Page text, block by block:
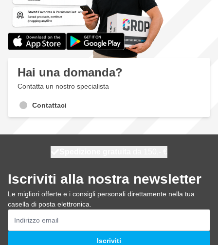
Hai una domanda?
Contatta un nostro specialista
Contattaci
Iscriviti alla nostra newsletter
Le migliori offerte e i consigli personali direttamente nella tua
casella di posta elettronica.
Indirizzo email
Iscriviti